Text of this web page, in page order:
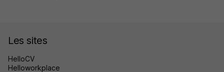
Les sites
HelloCV
Helloworkplace